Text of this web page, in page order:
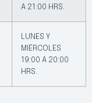
A 21:00 HRS.
LUNES Y
MIÉRCOLES
19:00 A 20:00
HRS.